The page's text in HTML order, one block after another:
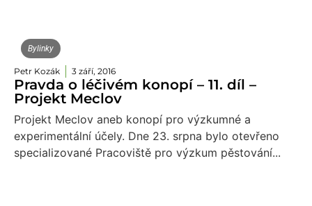
Bylinky
Petr Kozák 3 září, 2016
Pravda o léčivém konopí – 11. díl –
Projekt Meclov
Projekt Meclov aneb konopí pro výzkumné a
experimentální účely. Dne 23. srpna bylo otevřeno
specializované Pracoviště pro výzkum pěstování...